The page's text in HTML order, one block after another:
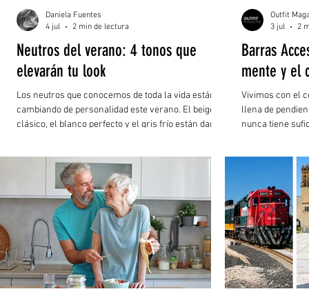
Neutros del verano: 4 tonos que
elevarán tu look
Los neutros que conocemos de toda la vida están
cambiando de personalidad este verano. El beige
clásico, el blanco perfecto y el gris frío están dando
neutros se sienten cremosos, ligeros y hasta un
poco románticos. El mocha suave, el amarillo
mantequilla, el azul polvo y el verde salvia llegan
para demostrar que los tonos discretos también
pueden convertirse en los protagonistas de
Daniela Fuentes
4 jul
2 min de lectura
Barras
mente y el
Vivimos con el
llena de
nunca tiene
sino una
Outfit
3 jul
2